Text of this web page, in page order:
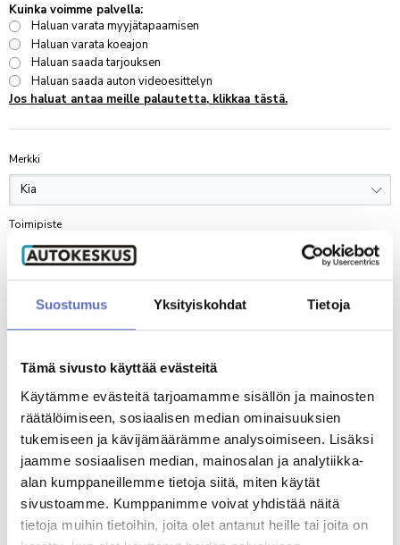
Suostumus Yksityiskohdat Tietoja
Tämä sivusto käyttää evästeitä
Käytämme evästeitä tarjoamamme sisällön ja mainosten
räätälöimiseen, sosiaalisen median ominaisuuksien
tukemiseen ja kävijämäärämme analysoimiseen. Lisäksi
jaamme sosiaalisen median, mainosalan ja analytiikka-
alan kumppaneillemme tietoja siitä, miten käytät
sivustoamme. Kumppanimme voivat yhdistää näitä
tietoja muihin tietoihin, joita olet antanut heille tai joita on
BMW PREMIUM SELECTION
SÄHKÖAUTOT
VAIHTOAUTON OSTAJAN OPAS
AUTOKESKUS TURVA -PALVELUPAKETTI
HUUTOKAUPPA
AUTOJEN SISÄÄNOSTO
BMW
BYD
FORD
KIA
MINI
MITSUBISHI
OPEL
PEUGEOT
TOYOTA
VARAA VIDEOTAPAAMINEN
YRITYSMYYNTI
YRITYSMYYNNIN ESITTELY
JULKISET HANKINNAT
HYÖTYAJONEUVOT
AUTOPÄÄTTÄJÄLLE
TYÖSUHDEAUTOILIJALLE
HUOLTO & RENKAAT
VARAA KAUSIHUOLTO
OSTA RENKAAT
VARAA RENKAANVAIHTO/SÄILYTYS
PALVELUT
MÄÄRÄAIKAISHUOLTO
KAUSIHUOLTO
RENGASPALVELUT
TUO & NOUDA 24/7 -AUTOMAATTI
VIDEOCHECK
HUOLLON RAHOITUS
VARUSTEET
LISÄVARUSTEET
LISÄPALVELUT
SIJAISAUTO
PESUPALVELU
KOLARIKORJAUS & TUULILASIT
VARAA VAURIOTARKASTUS
VARAA KOLARIKORJAUS
VARAA LASINVAIHTO- TAI KORJAUS
KOLARIKORJAAMO
TUULILASIT & KIVENISKEMÄN KORJAUKSET
TARJOUKSET
AUTOKESKUS KONALA
FORDSTORE AUTOKESKUS KONALA
Silvastintie 4, Vantaa
AUTOKESKUS TAMPERE
Hatanpään Valtatie 44-46, Tampere
AUTOKESKUS HÄMEENLINNA
Uhrikivenkatu 11, Hämeenlinna
AUTOKESKUS RAISIO
Haunistentie 15, Raisio
AUTOKESKUS TURKU
Munkkionkuja 1, Turku
AUTOKESKUS LYHYESTI
LASKUTUSTIEDOT
Nämä aiheet löydätLiikkeessä-sivustoltamme:
BLOGI
UUTISET & TIEDOTTEET
URA & AVOIMET TYÖPAIKAT
TILAA UUTISKIRJE
Kuinka voimme palvella:
Haluan varata myyjätapaamisen
Haluan varata koeajon
Haluan saada tarjouksen
Haluan saada auton videoesittelyn
Jos haluat antaa meille palautetta, klikkaa tästä.
Merkki
Toimipiste
Yhteystietoni
Etunimi
Sukunimi